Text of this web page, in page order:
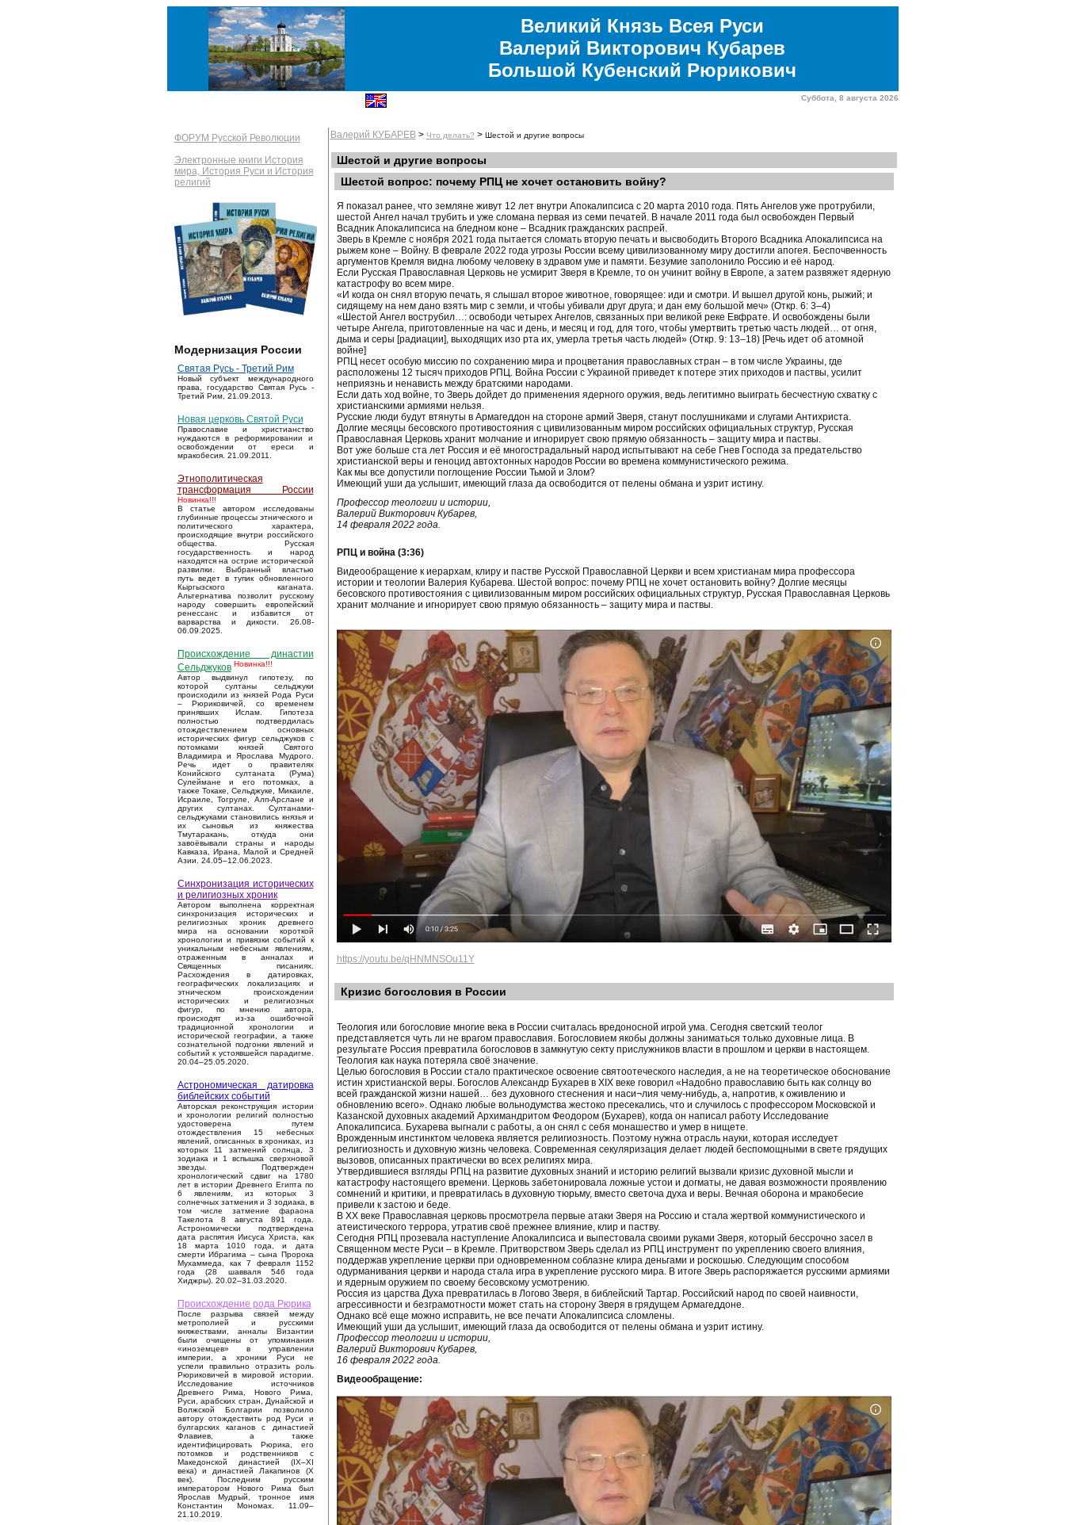
Великий Князь Всея Руси
Валерий Викторович Кубарев
Большой Кубенский Рюрикович
Суббота, 8 августа 2026
ФОРУМ Русской Революции
Электронные книги История
мира, История Руси и История
религий
Модернизация России
Святая Русь - Третий Рим
Новый субъект международного
права, государство Святая Русь -
Третий Рим, 21.09.2013.
Новая церковь Святой Руси
Православие и христианство
нуждаются в реформировании и
освобождении от ереси и
мракобесия. 21.09.2011.
Этнополитическая
трансформация России
Новинка!!!
В статье автором исследованы
глубинные процессы этнического и
политического характера,
происходящие внутри российского
общества. Русская
государственность и народ
находятся на острие исторической
развилки. Выбранный властью
путь ведет в тупик обновленного
Кыргызского каганата.
Альтернатива позволит русскому
народу совершить европейский
ренессанс и избавится от
варварства и дикости. 26.08-
06.09.2025.
Происхождение династии
Сельджуков Новинка!!!
Автор выдвинул гипотезу, по
которой султаны сельджуки
происходили из князей Рода Руси
– Рюриковичей, со временем
принявших Ислам. Гипотеза
полностью подтвердилась
отождествлением основных
исторических фигур сельджуков с
потомками князей Святого
Владимира и Ярослава Мудрого.
Речь идет о правителях
Конийского султаната (Рума)
Сулеймане и его потомках, а
также Токаке, Сельджуке, Микаиле,
Исраиле, Тогруле, Алп-Арслане и
других султанах. Султанами-
сельджуками становились князья и
их сыновья из княжества
Тмутаракань, откуда они
завоёвывали страны и народы
Кавказа, Ирана, Малой и Средней
Азии. 24.05–12.06.2023.
Синхронизация исторических
и религиозных хроник
Автором выполнена корректная
синхронизация исторических и
религиозных хроник древнего
мира на основании короткой
хронологии и привязки событий к
уникальным небесным явлениям,
отраженным в анналах и
Священных писаниях.
Расхождения в датировках,
географических локализациях и
этническом происхождении
исторических и религиозных
фигур, по мнению автора,
происходят из-за ошибочной
традиционной хронологии и
исторической географии, а также
сознательной подгонки явлений и
событий к устоявшейся парадигме.
20.04–25.05.2020.
Астрономическая датировка
библейских событий
Авторская реконструкция истории
и хронологии религий полностью
удостоверена путем
отождествления 15 небесных
явлений, описанных в хрониках, из
которых 11 затмений солнца, 3
зодиака и 1 вспышка сверхновой
звезды. Подтвержден
хронологический сдвиг на 1780
лет в истории Древнего Египта по
6 явлениям, из которых 3
солнечных затмения и 3 зодиака, в
том числе затмение фараона
Такелота 8 августа 891 года.
Астрономически подтверждена
дата распятия Иисуса Христа, как
18 марта 1010 года, и дата
смерти Ибрагима – сына Пророка
Мухаммеда, как 7 февраля 1152
года (28 шавваля 546 года
Хиджры). 20.02–31.03.2020.
Происхождение рода Рюрика
После разрыва связей между
метрополией и русскими
княжествами, анналы Византии
были очищены от упоминания
«иноземцев» в управлении
империи, а хроники Руси не
успели правильно отразить роль
Рюриковичей в мировой истории.
Исследование источников
Древнего Рима, Нового Рима,
Руси, арабских стран, Дунайской и
Волжской Болгарии позволило
автору отождествить род Руси и
булгарских каганов с династией
Флавиев, а также
идентифицировать Рюрика, его
потомков и родственников с
Македонской династией (IX–XI
века) и династией Лакапинов (X
век). Последним русским
императором Нового Рима был
Ярослав Мудрый, тронное имя
Константин Мономах. 11.09–
21.10.2019.
Валерий КУБАРЕВ> Что делать? > Шестой и другие вопросы
Шестой и другие вопросы
Шестой вопрос: почему РПЦ не хочет остановить войну?
Я показал ранее, что земляне живут 12 лет внутри Апокалипсиса с 20 марта 2010 года. Пять Ангелов уже протрубили,
шестой Ангел начал трубить и уже сломана первая из семи печатей. В начале 2011 года был освобожден Первый
Всадник Апокалипсиса на бледном коне – Всадник гражданских распрей.
Зверь в Кремле с ноября 2021 года пытается сломать вторую печать и высвободить Второго Всадника Апокалипсиса на
рыжем коне – Войну. В феврале 2022 года угрозы России всему цивилизованному миру достигли апогея. Беспочвенность
аргументов Кремля видна любому человеку в здравом уме и памяти. Безумие заполонило Россию и её народ.
Если Русская Православная Церковь не усмирит Зверя в Кремле, то он учинит войну в Европе, а затем развяжет ядерную
катастрофу во всем мире.
«И когда он снял вторую печать, я слышал второе животное, говорящее: иди и смотри. И вышел другой конь, рыжий; и
сидящему на нем дано взять мир с земли, и чтобы убивали друг друга; и дан ему большой меч» (Откр. 6: 3–4)
«Шестой Ангел вострубил…: освободи четырех Ангелов, связанных при великой реке Евфрате. И освобождены были
четыре Ангела, приготовленные на час и день, и месяц и год, для того, чтобы умертвить третью часть людей… от огня,
дыма и серы [радиации], выходящих изо рта их, умерла третья часть людей» (Откр. 9: 13–18) [Речь идет об атомной
войне]
РПЦ несет особую миссию по сохранению мира и процветания православных стран – в том числе Украины, где
расположены 12 тысяч приходов РПЦ. Война России с Украиной приведет к потере этих приходов и паствы, усилит
неприязнь и ненависть между братскими народами.
Если дать ход войне, то Зверь дойдет до применения ядерного оружия, ведь легитимно выиграть бесчестную схватку с
христианскими армиями нельзя.
Русские люди будут втянуты в Армагеддон на стороне армий Зверя, станут послушниками и слугами Антихриста.
Долгие месяцы бесовского противостояния с цивилизованным миром российских официальных структур, Русская
Православная Церковь хранит молчание и игнорирует свою прямую обязанность – защиту мира и паствы.
Вот уже больше ста лет Россия и её многострадальный народ испытывают на себе Гнев Господа за предательство
христианской веры и геноцид автохтонных народов России во времена коммунистического режима.
Как мы все допустили поглощение России Тьмой и Злом?
Имеющий уши да услышит, имеющий глаза да освободится от пелены обмана и узрит истину.
Профессор теологии и истории,
Валерий Викторович Кубарев,
14 февраля 2022 года.
РПЦ и война (3:36)
Видеообращение к иерархам, клиру и пастве Русской Православной Церкви и всем христианам мира профессора
истории и теологии Валерия Кубарева. Шестой вопрос: почему РПЦ не хочет остановить войну? Долгие месяцы
бесовского противостояния с цивилизованным миром российских официальных структур, Русская Православная Церковь
хранит молчание и игнорирует свою прямую обязанность – защиту мира и паствы.
https://youtu.be/qHNMNSOu11Y
Кризис богословия в России
Теология или богословие многие века в России считалась вредоносной игрой ума. Сегодня светский теолог
представляется чуть ли не врагом православия. Богословием якобы должны заниматься только духовные лица. В
результате Россия превратила богословов в замкнутую секту прислужников власти в прошлом и церкви в настоящем.
Теология как наука потеряла своё значение.
Целью богословия в России стало практическое освоение святоотеческого наследия, а не на теоретическое обоснование
истин христианской веры. Богослов Александр Бухарев в XIX веке говорил «Надобно православию быть как солнцу во
всей гражданской жизни нашей… без духовного стеснения и наси¬лия чему-нибудь, а, напротив, к оживлению и
обновлению всего». Однако любые вольнодумства жестоко пресекались, что и случилось с профессором Московской и
Казанской духовных академий Архимандритом Феодором (Бухарев), когда он написал работу Исследование
Апокалипсиса. Бухарева выгнали с работы, а он снял с себя монашество и умер в нищете.
Врожденным инстинктом человека является религиозность. Поэтому нужна отрасль науки, которая исследует
религиозность и духовную жизнь человека. Современная секуляризация делает людей беспомощными в свете грядущих
вызовов, описанных практически во всех религиях мира.
Утвердившиеся взгляды РПЦ на развитие духовных знаний и историю религий вызвали кризис духовной мысли и
катастрофу настоящего времени. Церковь забетонировала ложные устои и догматы, не давая возможности проявлению
сомнений и критики, и превратилась в духовную тюрьму, вместо светоча духа и веры. Вечная оборона и мракобесие
привели к застою и беде.
В XX веке Православная церковь просмотрела первые атаки Зверя на Россию и стала жертвой коммунистического и
атеистического террора, утратив своё прежнее влияние, клир и паству.
Сегодня РПЦ прозевала наступление Апокалипсиса и выпестовала своими руками Зверя, который бессрочно засел в
Священном месте Руси – в Кремле. Притворством Зверь сделал из РПЦ инструмент по укреплению своего влияния,
поддержав укрепление церкви при одновременном соблазне клира деньгами и роскошью. Следующим способом
одурманивания церкви и народа стала игра в укрепление русского мира. В итоге Зверь распоряжается русскими армиями
и ядерным оружием по своему бесовскому усмотрению.
Россия из царства Духа превратилась в Логово Зверя, в библейский Тартар. Российский народ по своей наивности,
агрессивности и безграмотности может стать на сторону Зверя в грядущем Армагеддоне.
Однако всё еще можно исправить, не все печати Апокалипсиса сломлены.
Имеющий уши да услышит, имеющий глаза да освободится от пелены обмана и узрит истину.
Профессор теологии и истории,
Валерий Викторович Кубарев,
16 февраля 2022 года.
Видеообращение: